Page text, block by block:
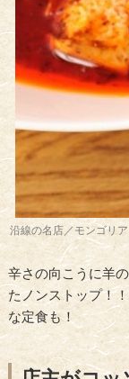
沿線の名店／モンゴリ
辛さの向こうに羊
たノンストップ！
な定食も！